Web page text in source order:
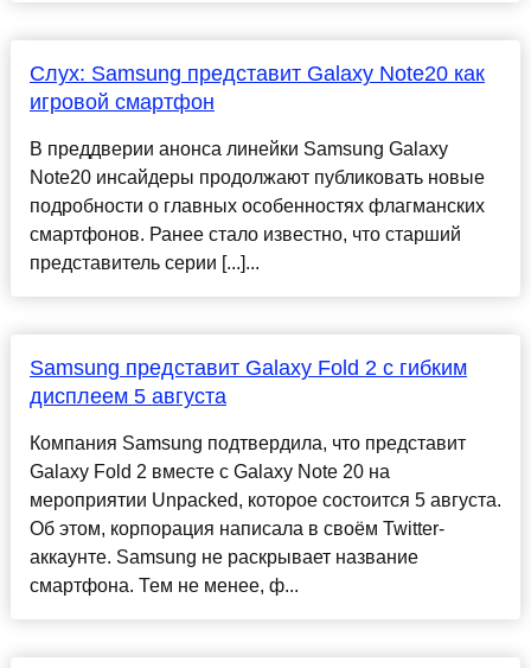
Слух: Samsung представит Galaxy Note20 как
игровой смартфон
В преддверии анонса линейки Samsung Galaxy
Note20 инсайдеры продолжают публиковать новые
подробности о главных особенностях флагманских
смартфонов. Ранее стало известно, что старший
представитель серии [...]...
Samsung представит Galaxy Fold 2 с гибким
дисплеем 5 августа
Компания Samsung подтвердила, что представит
Galaxy Fold 2 вместе с Galaxy Note 20 на
мероприятии Unpacked, которое состоится 5 августа.
Об этом, корпорация написала в своём Twitter-
аккаунте. Samsung не раскрывает название
смартфона. Тем не менее, ф...